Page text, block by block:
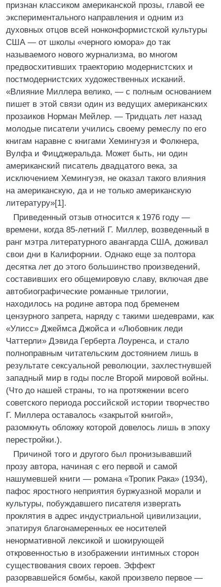
признан классиком американской прозы, главой ее
экспериментального направления и одним из
духовных отцов всей нонконформистской культуры
США — от школы «черного юмора» до так
называемого нового журнализма, во многом
предвосхитивших траекторию модернистских и
постмодернистских художественных исканий.
«Влияние Миллера велико, — с полным основанием
пишет в этой связи один из ведущих американских
прозаиков Норман Мейлер. — Тридцать лет назад
молодые писатели учились своему ремеслу по его
книгам наравне с книгами Хемингуэя и Фолкнера,
Вулфа и Фицджеральда. Может быть, ни один
американский писатель двадцатого века, за
исключением Хемингуэя, не оказал такого влияния
на американскую, да и не только американскую
литературу»[1].
Приведенный отзыв относится к 1976 году —
времени, когда 85-летний Г. Миллер, возведенный в
ранг мэтра литературного авангарда США, доживал
свои дни в Калифорнии. Однако еще за полтора
десятка лет до этого большинство произведений,
составивших его общемировую славу, включая две
автобиографические романные трилогии,
находилось на родине автора под бременем
цензурного запрета, наряду с такими шедеврами, как
«Улисс» Джеймса Джойса и «Любовник леди
Чаттерли» Дэвида Герберта Лоуренса, и стало
полноправным читательским достоянием лишь в
результате сексуальной революции, захлестнувшей
западный мир в годы после Второй мировой войны.
(Что до нашей страны, то на протяжении всего
советского периода российской истории творчество
Г. Миллера оставалось «закрытой книгой»,
разомкнуть обложку которой довелось лишь в эпоху
перестройки.).
Причиной того и другого был пронизывавший
прозу автора, начиная с его первой и самой
нашумевшей книги — романа «Тропик Рака» (1934),
пафос яростного неприятия буржуазной морали и
культуры, побуждавшего писателя извергать
проклятия в адрес индустриальной цивилизации,
эпатируя благонамеренных ее носителей
ненормативной лексикой и шокирующей
откровенностью в изображении интимных сторон
существования своих героев. Эффект
разорвавшейся бомбы, какой произвело первое —